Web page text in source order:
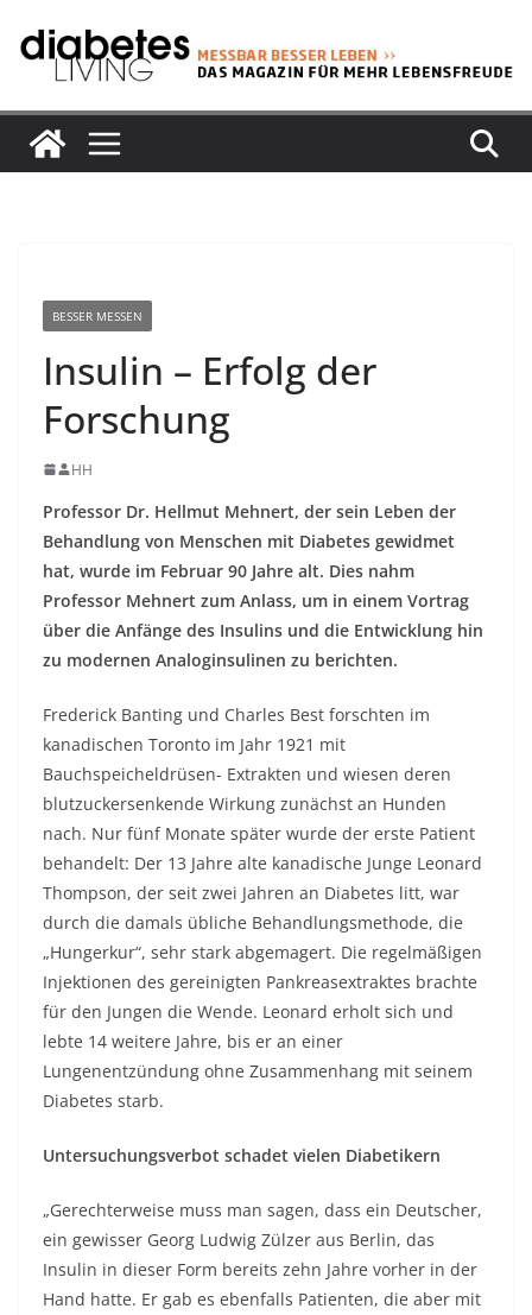
Inhalt
springen
BESSER MESSEN
Insulin – Erfolg der
Forschung
HH
Professor Dr. Hellmut Mehnert, der sein Leben der
Behandlung von Menschen mit Diabetes gewidmet
hat, wurde im Februar 90 Jahre alt. Dies nahm
Professor Mehnert zum Anlass, um in einem Vortrag
über die Anfänge des Insulins und die Entwicklung hin
zu modernen Analoginsulinen zu berichten.
Frederick Banting und Charles Best forschten im
kanadischen Toronto im Jahr 1921 mit
Bauchspeicheldrüsen- Extrakten und wiesen deren
blutzuckersenkende Wirkung zunächst an Hunden
nach. Nur fünf Monate später wurde der erste Patient
behandelt: Der 13 Jahre alte kanadische Junge Leonard
Thompson, der seit zwei Jahren an Diabetes litt, war
durch die damals übliche Behandlungsmethode, die
„Hungerkur“, sehr stark abgemagert. Die regelmäßigen
Injektionen des gereinigten Pankreasextraktes brachte
für den Jungen die Wende. Leonard erholt sich und
lebte 14 weitere Jahre, bis er an einer
Lungenentzündung ohne Zusammenhang mit seinem
Diabetes starb.
Untersuchungsverbot schadet vielen Diabetikern
„Gerechterweise muss man sagen, dass ein Deutscher,
ein gewisser Georg Ludwig Zülzer aus Berlin, das
Insulin in dieser Form bereits zehn Jahre vorher in der
Hand hatte. Er gab es ebenfalls Patienten, die aber mit